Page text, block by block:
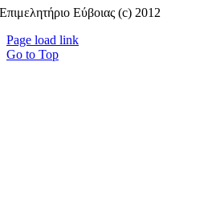
Επιμελητήριο Εύβοιας (c) 2012
Page load link
Go to Top